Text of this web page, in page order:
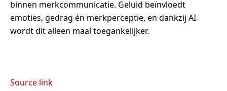
binnen merkcommunicatie. Geluid beïnvloedt
emoties, gedrag én merkperceptie, en dankzij AI
wordt dit alleen maal toegankelijker.
Source link